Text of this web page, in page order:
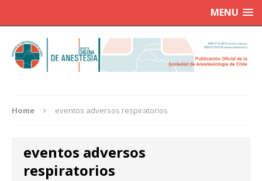
MENU
Home eventos adversos respiratorios
eventos adversos
respiratorios